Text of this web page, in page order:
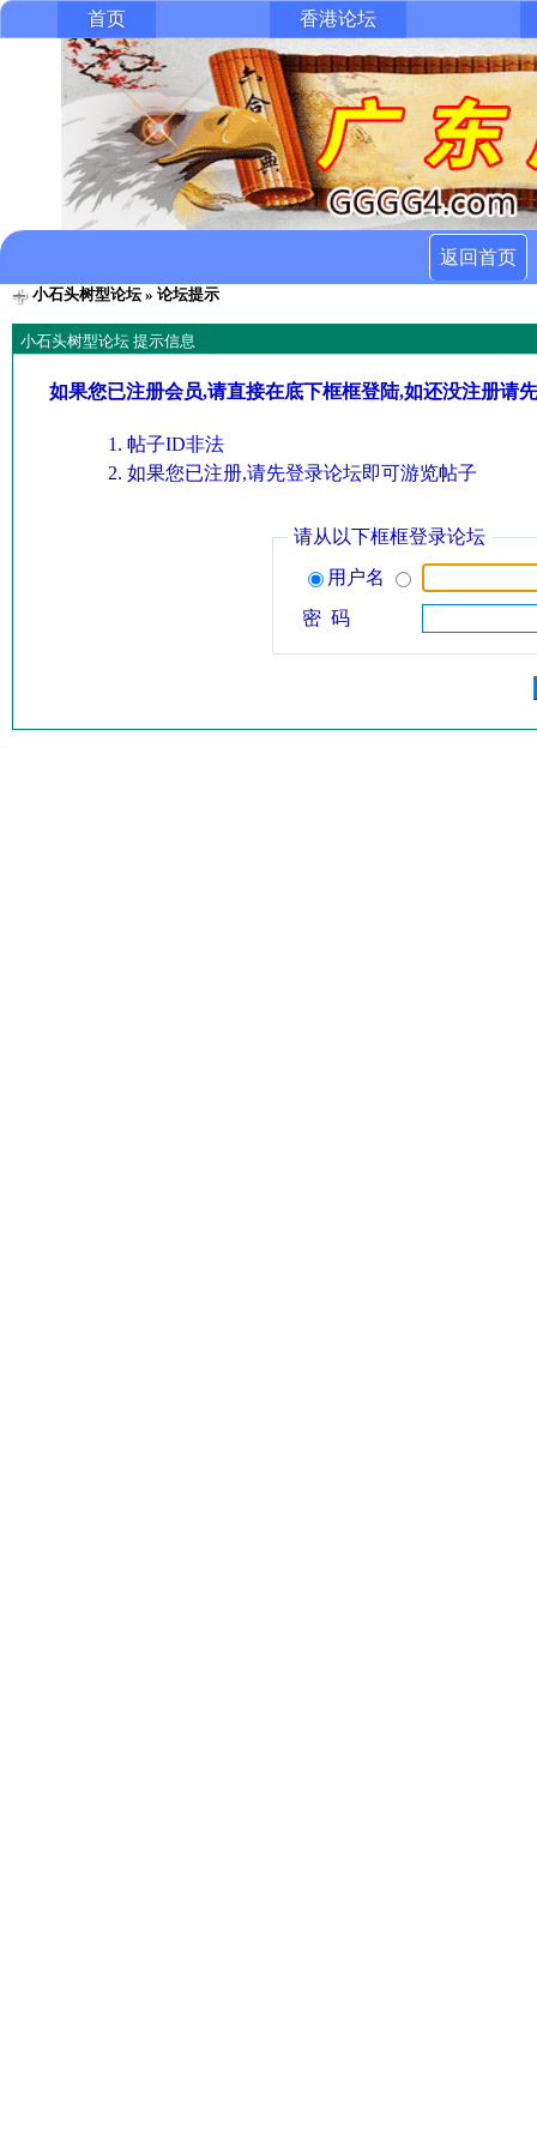
首页 香港论坛
返回首页
小石头树型论坛» 论坛提示
小石头树型论坛 提示信息
如果您已注册会员,请直接在底下框框登陆,如还没注册请
帖子ID非法
如果您已注册,请先登录论坛即可游览帖子
请从以下框框登录论坛
用户名
密 码